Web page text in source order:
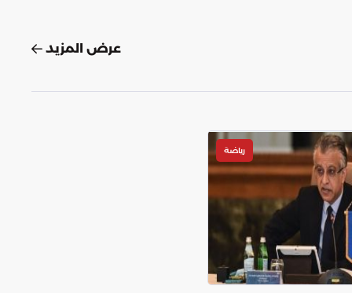
عرض المزيد
رياضة